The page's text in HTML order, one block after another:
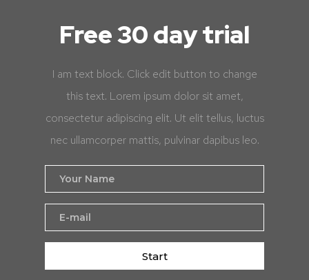
Free 30 day trial
I am text block. Click edit button to change
this text. Lorem ipsum dolor sit amet,
consectetur adipiscing elit. Ut elit tellus, luctus
nec ullamcorper mattis, pulvinar dapibus leo.
Start